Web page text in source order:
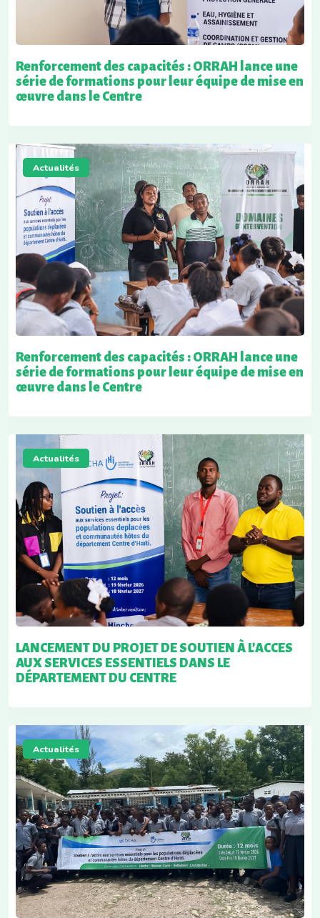
Renforcement des capacités : ORRAH lance une
série de formations pour leur équipe de mise en
œuvre dans le Centre
Actualités
Renforcement des capacités : ORRAH lance une
série de formations pour leur équipe de mise en
œuvre dans le Centre
Actualités
LANCEMENT DU PROJET DE SOUTIEN À L’ACCES
AUX SERVICES ESSENTIELS DANS LE
DÉPARTEMENT DU CENTRE
Actualités